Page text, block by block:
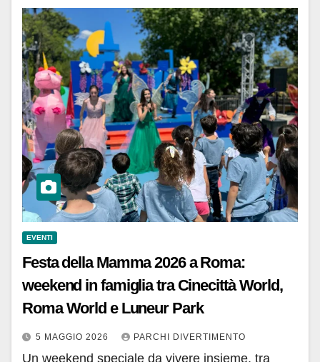
EVENTI
Festa della Mamma 2026 a Roma:
weekend in famiglia tra Cinecittà World,
Roma World e Luneur Park
5 MAGGIO 2026 PARCHI DIVERTIMENTO
Un weekend speciale da vivere insieme, tra